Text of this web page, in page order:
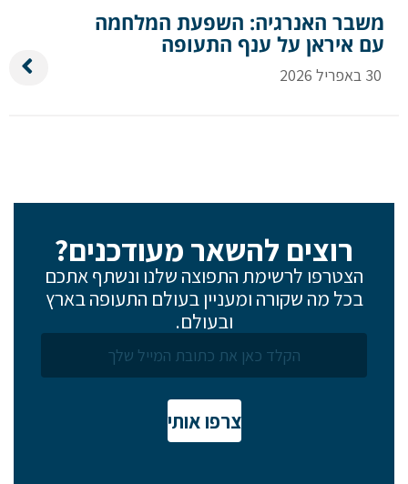
משבר האנרגיה: השפעת המלחמה
עם איראן על ענף התעופה
30 באפריל 2026
רוצים להשאר מעודכנים?
הצטרפו לרשימת התפוצה שלנו ונשתף אתכם
בכל מה שקורה ומעניין בעולם התעופה בארץ
ובעולם.
צרפו אותי